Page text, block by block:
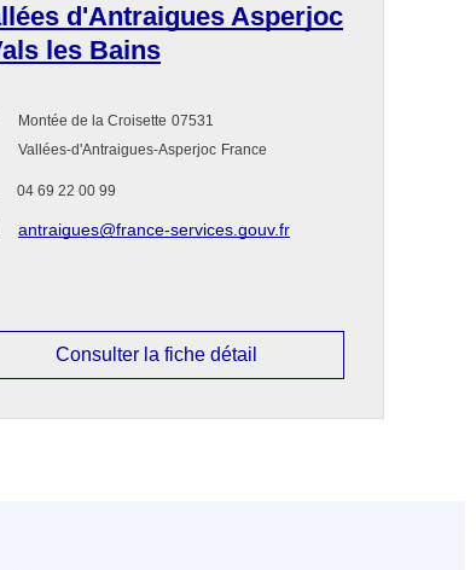
d'Antraigues Asperjoc
les Bains
Montée de la Croisette 07531
Vallées-d'Antraigues-Asperjoc France
04 69 22 00 99
antraigues@france-services.gouv.fr
Consulter la fiche détail